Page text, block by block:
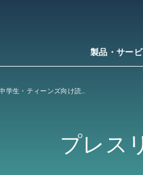
製品・サー
ベネッセの小中学生・ティーンズ向け読書サービス「ブクフレ」にACCESSの電子出版ソリューション「PUBLUS
プレス